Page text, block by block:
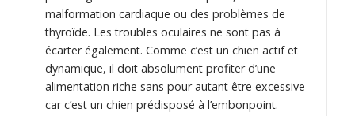
malformation cardiaque ou des problèmes de
thyroïde. Les troubles oculaires ne sont pas à
écarter également. Comme c’est un chien actif et
dynamique, il doit absolument profiter d’une
alimentation riche sans pour autant être excessive
car c’est un chien prédisposé à l’embonpoint.